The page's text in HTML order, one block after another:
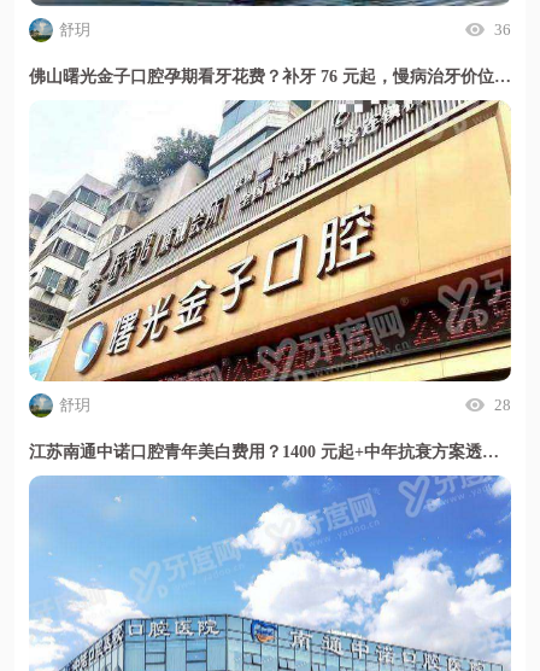
舒玥 36
佛山曙光金子口腔孕期看牙花费？补牙 76 元起，慢病治牙价位透明且安心
舒玥 28
江苏南通中诺口腔青年美白费用？1400 元起+中年抗衰方案透明放心选